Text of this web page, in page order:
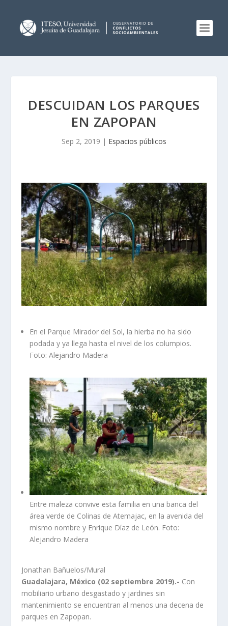
DESCUIDAN LOS PARQUES
EN ZAPOPAN
Sep 2, 2019 | Espacios públicos
En el Parque Mirador del Sol, la hierba no ha sido
podada y ya llega hasta el nivel de los columpios.
Foto: Alejandro Madera
Entre maleza convive esta familia en una banca del
área verde de Colinas de Atemajac, en la avenida del
mismo nombre y Enrique Díaz de León. Foto:
Alejandro Madera
Jonathan Bañuelos/Mural
Guadalajara, México (02 septiembre 2019).- Con
mobiliario urbano desgastado y jardines sin
mantenimiento se encuentran al menos una decena de
parques en Zapopan.